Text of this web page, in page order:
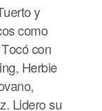
y
como
con
Herbie
Lidero su